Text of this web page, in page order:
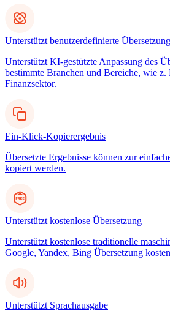
Unterstützt benutzerdefinierte
Unterstützt KI-gestützte Anpassung des
bestimmte Branchen und Bereiche, wie
Finanzsektor.
Ein-Klick-Kopierergebnis
Übersetzte Ergebnisse können zur
kopiert werden.
Unterstützt kostenlose Übersetzung
Unterstützt kostenlose traditionelle
Google, Yandex, Bing Übersetzung
Unterstützt Sprachausgabe